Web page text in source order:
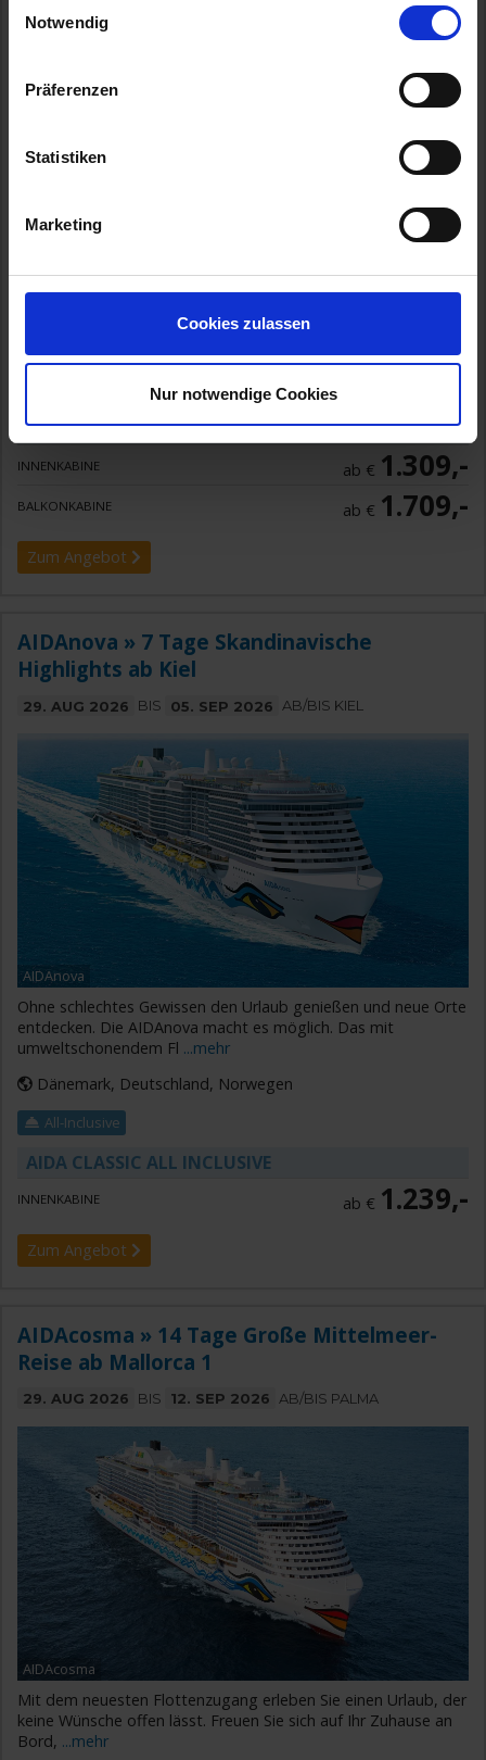
Notwendig
Präferenzen
Statistiken
Marketing
Cookies zulassen
Nur notwendige Cookies
Eine Wohlfühl-Oase auf hoher See. Freuen Sie sich auf Ihr
Zuhause an Bord, die kulinarische Vielfalt in den vielen
Deutschland, Norwegen
AIDA CLASSIC ALL INCLUSIVE
INNENKABINE ab € 1.309,-
BALKONKABINE ab € 1.709,-
Zum Angebot
AIDAnova » 7 Tage Skandinavische
Highlights ab Kiel
29. AUG 2026 BIS 05. SEP 2026 AB/BIS KIEL
AIDAnova
Ohne schlechtes Gewissen den Urlaub genießen und neue Orte
entdecken. Die AIDAnova macht es möglich. Das mit
umweltschonendem Fl ...mehr
Dänemark, Deutschland, Norwegen
All-Inclusive
AIDA CLASSIC ALL INCLUSIVE
INNENKABINE ab € 1.239,-
Zum Angebot
AIDAcosma » 14 Tage Große Mittelmeer-
Reise ab Mallorca 1
29. AUG 2026 BIS 12. SEP 2026 AB/BIS PALMA
AIDAcosma
Mit dem neuesten Flottenzugang erleben Sie einen Urlaub, der
keine Wünsche offen lässt. Freuen Sie sich auf Ihr Zuhause an
Bord, ...mehr